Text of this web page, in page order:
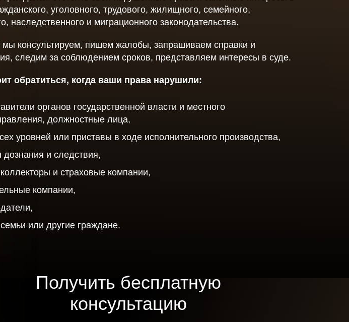
право
для
-
Заявления
Акты
Уведомления
уголовного, трудового, жилищного, семейного,
наследственного и миграционного законодательства.
мы консультируем, пишем жалобы, запрашиваем справки и
следим за соблюдением сроков, представляем интересы в суде.
обратиться, когда ваши права нарушили:
органов государственной власти и местного
должностные лица,
уровней или приставы в ходе исполнительного производства,
дознания и следствия,
и страховые компании,
компании,
или другие граждане.
Получить бесплатную
консультацию